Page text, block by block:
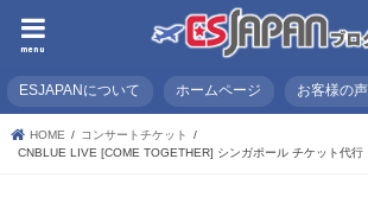
menu
ESJAPANについて ホームページ お客様の声
HOME
コンサートチケット
CNBLUE LIVE [COME TOGETHER] シンガポール チケット代行